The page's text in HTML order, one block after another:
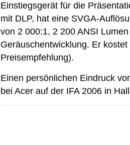
Einstiegsgerät für die
mit DLP, hat eine SVGA-
von 2 000:1, 2 200 ANSI
Geräuschentwicklung. Er
Preisempfehlung).
Einen persönlichen Eindruck
bei Acer auf der IFA 2006 in